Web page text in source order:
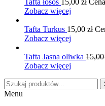
Tafta łosoś 15,00 zł
Zobacz więcej
Tafta Turkus 15,00 zł
Zobacz więcej
Tafta Jasna oliwka
Zobacz więcej
Szukaj:
Menu